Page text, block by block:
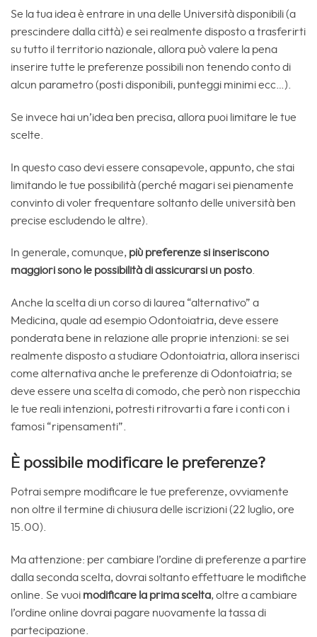
Se la tua idea è entrare in una delle Università disponibili (a
prescindere dalla città) e sei realmente disposto a trasferirti
su tutto il territorio nazionale, allora può valere la pena
inserire tutte le preferenze possibili non tenendo conto di
alcun parametro (posti disponibili, punteggi minimi ecc…).
Se invece hai un’idea ben precisa, allora puoi limitare le tue
scelte.
In questo caso devi essere consapevole, appunto, che stai
limitando le tue possibilità (perché magari sei pienamente
convinto di voler frequentare soltanto delle università ben
precise escludendo le altre).
In generale, comunque, più preferenze si inseriscono
maggiori sono le possibilità di assicurarsi un posto.
Anche la scelta di un corso di laurea “alternativo” a
Medicina, quale ad esempio Odontoiatria, deve essere
ponderata bene in relazione alle proprie intenzioni: se sei
realmente disposto a studiare Odontoiatria, allora inserisci
come alternativa anche le preferenze di Odontoiatria; se
deve essere una scelta di comodo, che però non rispecchia
le tue reali intenzioni, potresti ritrovarti a fare i conti con i
famosi “ripensamenti”.
È possibile modificare le preferenze?
Potrai sempre modificare le tue preferenze, ovviamente
non oltre il termine di chiusura delle iscrizioni (22 luglio, ore
15.00).
Ma attenzione: per cambiare l’ordine di preferenze a partire
dalla seconda scelta, dovrai soltanto effettuare le modifiche
online. Se vuoi modificare la prima scelta, oltre a cambiare
l’ordine online dovrai pagare nuovamente la tassa di
partecipazione.